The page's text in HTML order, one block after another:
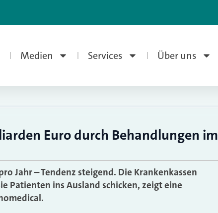
Medien Services Über uns
Euro durch Behandlungen im
Jahr – Tendenz steigend. Die Krankenkassen
Patienten ins Ausland schicken, zeigt eine